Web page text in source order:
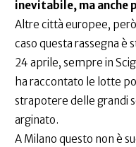
inevitabile, ma anche
Altre città europee,
caso questa rassegna è
24 aprile, sempre in
ha raccontato le lotte
strapotere delle grandi
arginato.
A Milano questo non è